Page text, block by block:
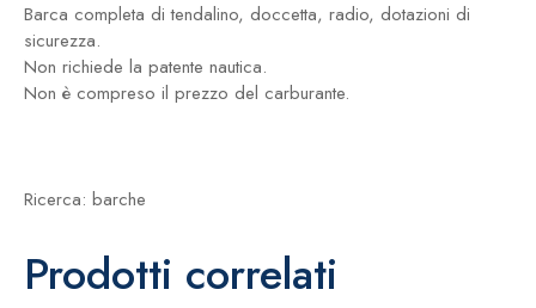
Barca completa di tendalino, doccetta, radio, dotazioni di
sicurezza.
Non richiede la patente nautica.
Non è compreso il prezzo del carburante.
Ricerca: barche
Prodotti correlati